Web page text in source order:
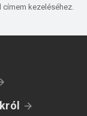
címem kezeléséhez.